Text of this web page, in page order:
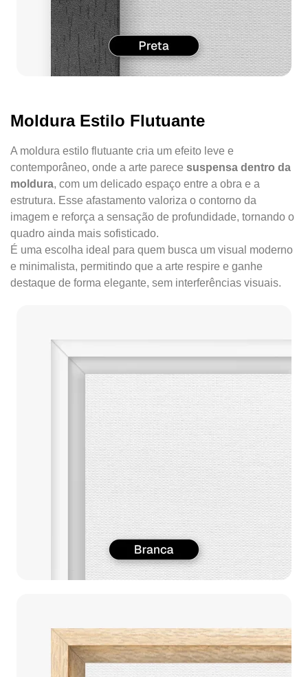
Moldura Estilo Flutuante
A moldura estilo flutuante cria um efeito leve e
contemporâneo, onde a arte parece suspensa dentro da
moldura, com um delicado espaço entre a obra e a
estrutura. Esse afastamento valoriza o contorno da
imagem e reforça a sensação de profundidade, tornando o
quadro ainda mais sofisticado.
É uma escolha ideal para quem busca um visual moderno
e minimalista, permitindo que a arte respire e ganhe
destaque de forma elegante, sem interferências visuais.